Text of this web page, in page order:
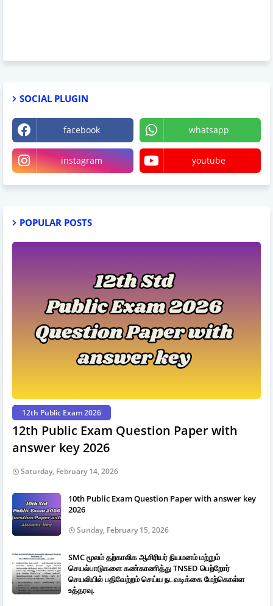
SOCIAL PLUGIN
facebook whatsapp
instagram youtube
POPULAR POSTS
12th Public Exam 2026
12th Public Exam Question Paper with
answer key 2026
Saturday, February 14, 2026
10th Public Exam Question Paper with answer key
2026
Sunday, February 15, 2026
SMC மூலம் தற்காலிக ஆசிரியர் நியமனம் மற்றும்
செயல்பாடுகளை கண்காணித்து TNSED பெற்றோர்
செயலியில் பதிவேற்றம் செய்ய நடவடிக்கை மேற்கொள்ள
உத்தரவு.